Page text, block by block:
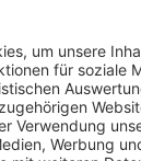
steuerlich geltend
WWF
976/2